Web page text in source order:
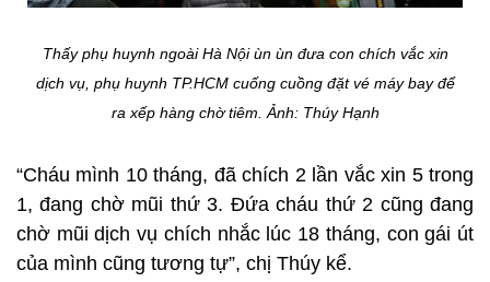
Thấy phụ huynh ngoài Hà Nội ùn ùn đưa con chích vắc xin
dịch vụ, phụ huynh TP.HCM cuống cuồng đặt vé máy bay để
ra xếp hàng chờ tiêm. Ảnh: Thúy Hạnh
“Cháu mình 10 tháng, đã chích 2 lần vắc xin 5 trong
1, đang chờ mũi thứ 3. Đứa cháu thứ 2 cũng đang
chờ mũi dịch vụ chích nhắc lúc 18 tháng, con gái út
của mình cũng tương tự”, chị Thúy kể.